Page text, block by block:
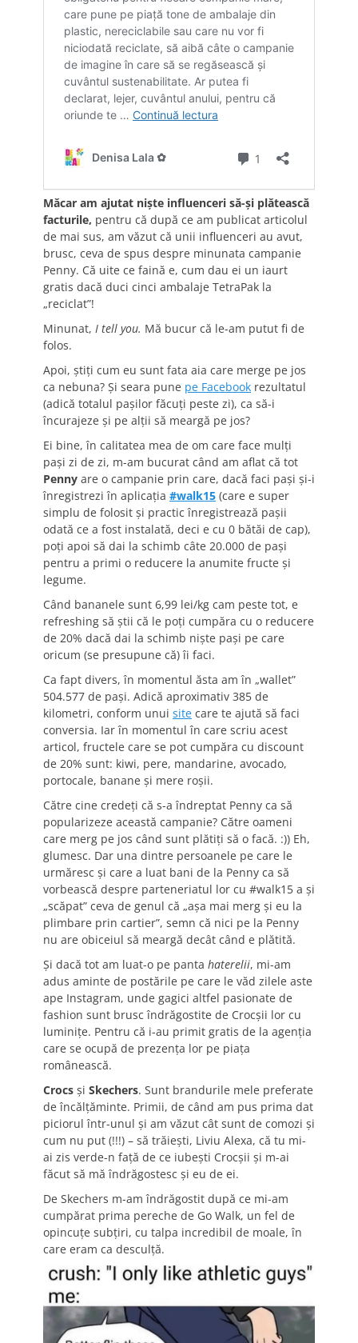
Măcar am ajutat niște influenceri să-și plătească
facturile, pentru că după ce am publicat articolul
de mai sus, am văzut că unii influenceri au avut,
brusc, ceva de spus despre minunata campanie
Penny. Că uite ce faină e, cum dau ei un iaurt
gratis dacă duci cinci ambalaje TetraPak la
„reciclat”!
Minunat, I tell you. Mă bucur că le-am putut fi de
folos.
Apoi, știți cum eu sunt fata aia care merge pe jos
ca nebuna? Și seara pune pe Facebook rezultatul
(adică totalul pașilor făcuți peste zi), ca să-i
încurajeze și pe alții să meargă pe jos?
Ei bine, în calitatea mea de om care face mulți
pași zi de zi, m-am bucurat când am aflat că tot
Penny are o campanie prin care, dacă faci pași și-i
înregistrezi în aplicația #walk15 (care e super
simplu de folosit și practic înregistrează pașii
odată ce a fost instalată, deci e cu 0 bătăi de cap),
poți apoi să dai la schimb câte 20.000 de pași
pentru a primi o reducere la anumite fructe și
legume.
Când bananele sunt 6,99 lei/kg cam peste tot, e
refreshing să știi că le poți cumpăra cu o reducere
de 20% dacă dai la schimb niște pași pe care
oricum (se presupune că) îi faci.
Ca fapt divers, în momentul ăsta am în „wallet”
504.577 de pași. Adică aproximativ 385 de
kilometri, conform unui site care te ajută să faci
conversia. Iar în momentul în care scriu acest
articol, fructele care se pot cumpăra cu discount
de 20% sunt: kiwi, pere, mandarine, avocado,
portocale, banane și mere roșii.
Către cine credeți că s-a îndreptat Penny ca să
popularizeze această campanie? Către oameni
care merg pe jos când sunt plătiți să o facă. :)) Eh,
glumesc. Dar una dintre persoanele pe care le
urmăresc și care a luat bani de la Penny ca să
vorbească despre parteneriatul lor cu #walk15 a și
„scăpat” ceva de genul că „așa mai merg și eu la
plimbare prin cartier”, semn că nici pe la Penny
nu are obiceiul să meargă decât când e plătită.
Și dacă tot am luat-o pe panta haterelii, mi-am
adus aminte de postările pe care le văd zilele aste
ape Instagram, unde gagici altfel pasionate de
fashion sunt brusc îndrăgostite de Crocșii lor cu
luminițe. Pentru că i-au primit gratis de la agenția
care se ocupă de prezența lor pe piața
românească.
Crocs și Skechers. Sunt brandurile mele preferate
de încălțăminte. Primii, de când am pus prima dat
piciorul într-unul și am văzut cât sunt de comozi și
cum nu put (!!!) – să trăiești, Liviu Alexa, că tu mi-
ai zis verde-n față de ce iubești Crocșii și m-ai
făcut să mă îndrăgostesc și eu de ei.
De Skechers m-am îndrăgostit după ce mi-am
cumpărat prima pereche de Go Walk, un fel de
opincuțe subțiri, cu talpa incredibil de moale, în
care eram ca desculță.